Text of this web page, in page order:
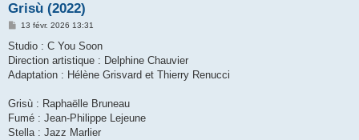
Grisù (2022)
M
s
a
g
13 févr. 2026 13:31
Studio : C You Soon
Direction artistique : Delphine Chauvier
Adaptation : Hélène Grisvard et Thierry Renucci
Grisù : Raphaëlle Bruneau
Fumé : Jean-Philippe Lejeune
Stella : Jazz Marlier